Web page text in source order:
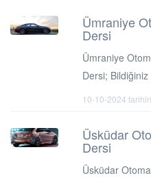
Ümraniye
Dersi
Ümraniye
Dersi;
10-10-2024
Üsküdar
Dersi
Üsküdar